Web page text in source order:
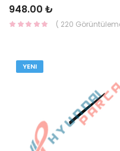
948.00 ₺
YENI